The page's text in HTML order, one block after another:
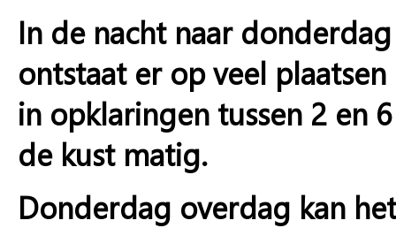
In de nacht naar
ontstaat er op veel
in opklaringen tussen 2 en
de kust matig.
Donderdag overdag kan